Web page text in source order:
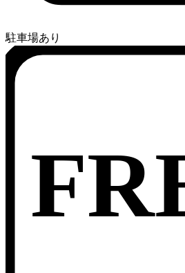
駐車場あり